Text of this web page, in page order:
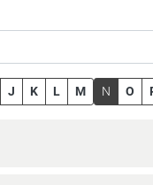
J K L M N O